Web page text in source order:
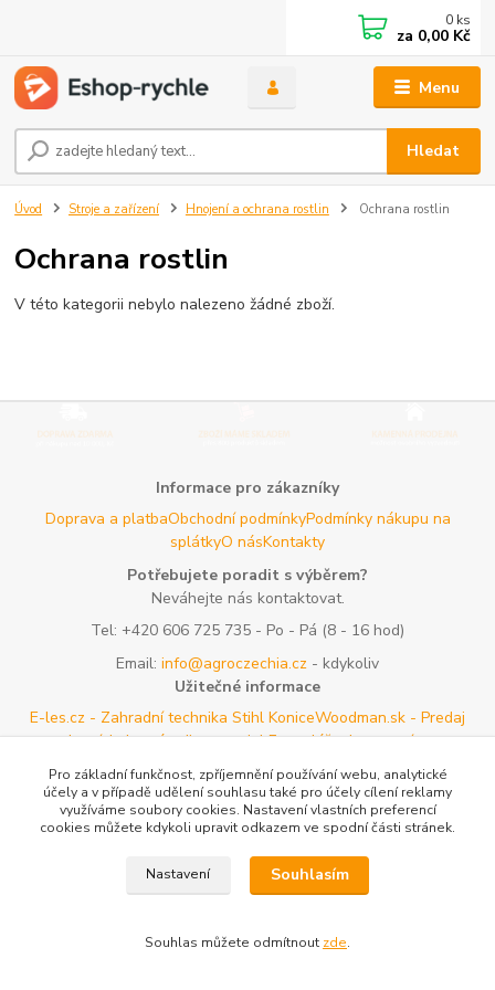
Menu
Hledat
0 ks
za 0,00 Kč
Úvod Stroje a zařízení Hnojení a ochrana rostlin Ochrana rostlin
Ochrana rostlin
V této kategorii nebylo nalezeno žádné zboží.
Informace pro zákazníky
Doprava a platbaObchodní podmínkyPodmínky nákupu na
splátkyO násKontakty
Potřebujete poradit s výběrem?
Neváhejte nás kontaktovat.
Tel: +420 606 725 735 - Po - Pá (8 - 16 hod)
Email: info@agroczechia.cz - kdykoliv
Užitečné informace
E-les.cz - Zahradní technika Stihl KoniceWoodman.sk - Predaj
lesníckeho náradia a potriebFormulář odstoupení o
smlouvyReklamace a vrácení zboží Rady a tipy
Tabulky rozměrů
oblečení a obuviMapa stránek
Vytvořeno na Eshop-rychle.cz
Pro základní funkčnost, zpříjemnění používání webu, analytické
účely a v případě udělení souhlasu také pro účely cílení reklamy
využíváme soubory cookies. Nastavení vlastních preferencí
cookies můžete kdykoli upravit odkazem ve spodní části stránek.
Nastavení Souhlasím
Souhlas můžete odmítnout zde.